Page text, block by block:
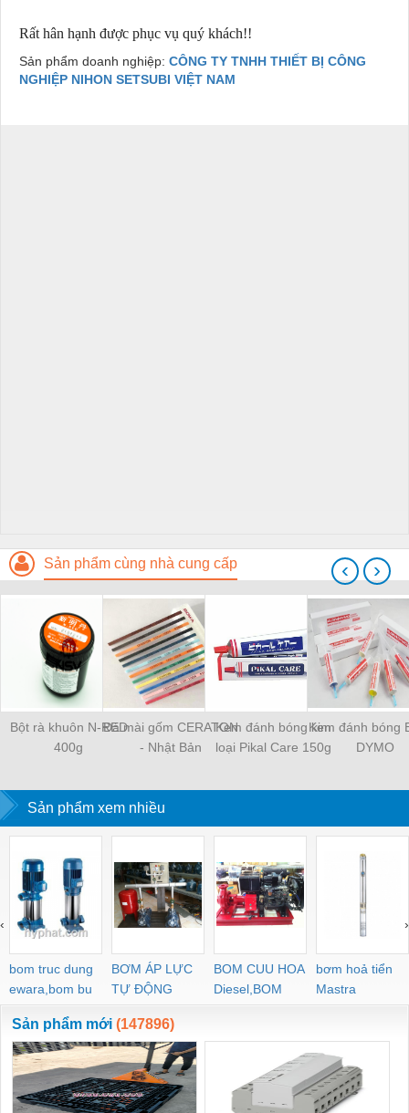
Rất hân hạnh được phục vụ quý khách!!
Sản phẩm doanh nghiệp: CÔNG TY TNHH THIẾT BỊ CÔNG
NGHIỆP NIHON SETSUBI VIỆT NAM
Sản phẩm cùng nhà cung cấp
Bột rà khuôn N-RED
400g
Đá mài gốm CERATON
- Nhật Bản
Kem đánh bóng kim
loại Pikal Care 150g
Kem đánh bóng
DYMO
‹ ›
Sản phẩm xem nhiều
bom truc dung
ewara,bom bu
ewara
BƠM ÁP LỰC
TỰ ĐỘNG
BOM CUU HOA
Diesel,BOM
CHUA CHAY
bơm hoả tiển
Mastra
‹ ›
Sản phẩm mới (147896)